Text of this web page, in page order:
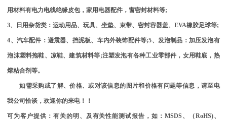
用材料有电力电线绝缘皮包，家用电器配件，窗密封材料等;
3、日用杂货类：运动用品、玩具、坐垫、束带、密封容器盖、EVA橡胶足球等;
4、汽车配件：避震器、挡泥板、车内外装饰配件等;5、发泡制品：加压发泡有
泡沫塑料拖鞋、凉鞋、建筑材料等;注塑发泡有各种工业零部件，女用鞋底，热
熔粘合剂等。
如需采购或了解、价格、或对该信息的图片和价格有问题等信息，请至电
我公司恰谈，欢迎你的来电！！
可为客户提供：有关的明、及有关性能测试报告，如： MSDS 、 （RoHS)、